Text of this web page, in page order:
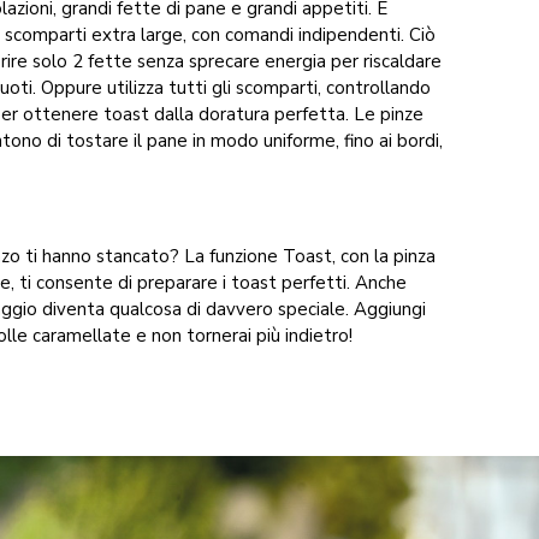
grandi fette di pane e grandi appetiti. È
extra large, con comandi indipendenti. Ciò
solo 2 fette senza sprecare energia per riscaldare
Oppure utilizza tutti gli scomparti, controllando
ottenere toast dalla doratura perfetta. Le pinze
di tostare il pane in modo uniforme, fino ai bordi,
ti hanno stancato? La funzione Toast, con la pinza
ti consente di preparare i toast perfetti. Anche
diventa qualcosa di davvero speciale. Aggiungi
caramellate e non tornerai più indietro!